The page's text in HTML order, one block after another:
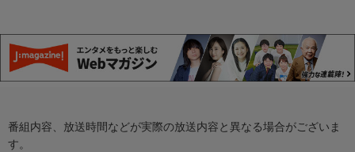
番組内容、放送時間などが実際の放送内容と異なる場合がございま
す。